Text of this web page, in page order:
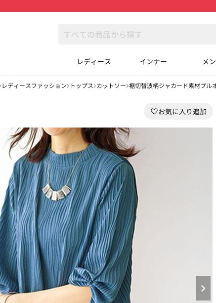
レディース インナー メ
レディースファッション トップス カットソー 裾切替波柄ジャカード素材プル